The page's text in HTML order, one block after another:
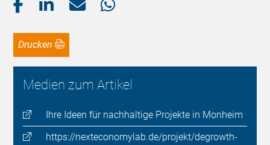
Drucken
Medien zum Artikel
Ihre Ideen für nachhaltige Projekte in Monheim
https://nexteconomylab.de/projekt/degrowth-